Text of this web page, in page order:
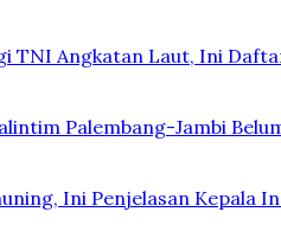
TNI Angkatan Laut, Ini
Palembang-Jambi
Ini Penjelasan Kepala